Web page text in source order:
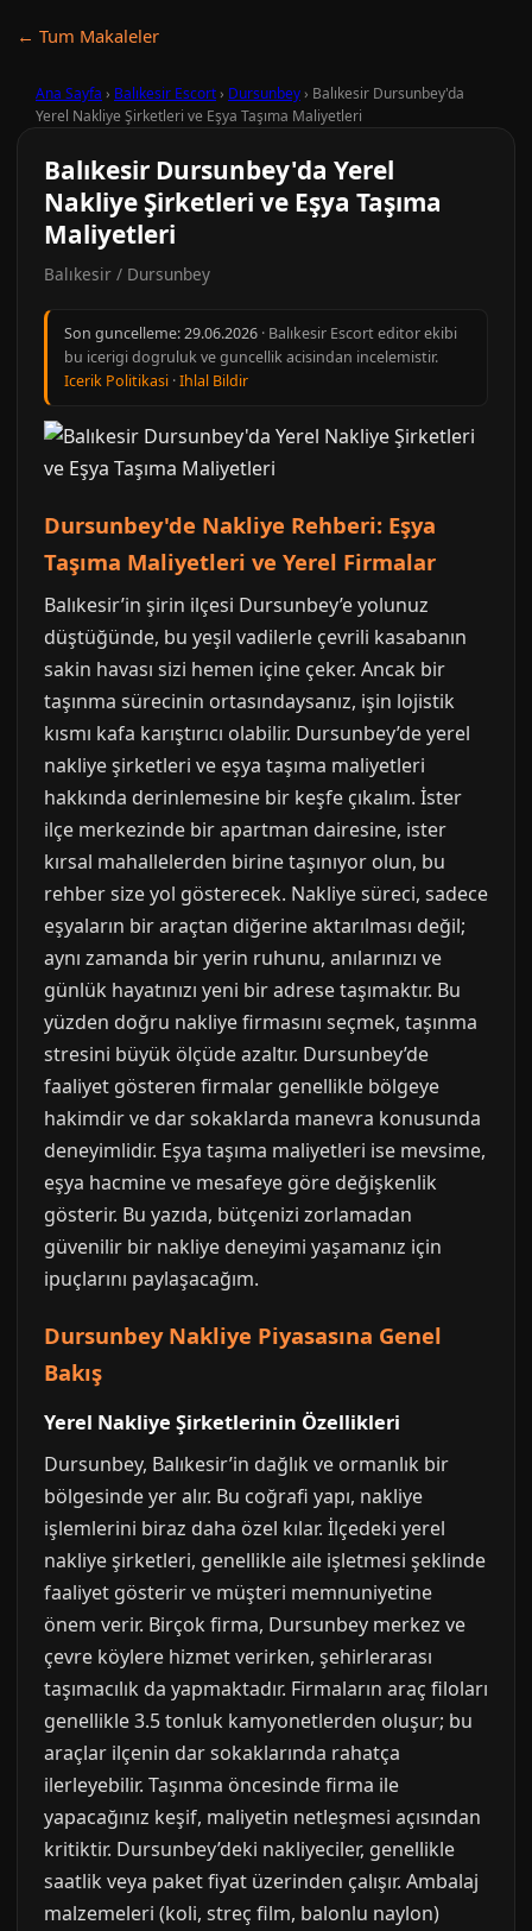
← Tum Makaleler
Ana Sayfa › Balıkesir Escort› Dursunbey› Balıkesir Dursunbey'da
Yerel Nakliye Şirketleri ve Eşya Taşıma Maliyetleri
Balıkesir Dursunbey'da Yerel
Nakliye Şirketleri ve Eşya Taşıma
Maliyetleri
Balıkesir / Dursunbey
Son guncelleme:29.06.2026 · Balıkesir Escort editor ekibi
bu icerigi dogruluk ve guncellik acisindan incelemistir.
Icerik Politikasi ·Ihlal Bildir
Dursunbey'de Nakliye Rehberi: Eşya
Taşıma Maliyetleri ve Yerel Firmalar
Balıkesir’in şirin ilçesi Dursunbey’e yolunuz
düştüğünde, bu yeşil vadilerle çevrili kasabanın
sakin havası sizi hemen içine çeker. Ancak bir
taşınma sürecinin ortasındaysanız, işin lojistik
kısmı kafa karıştırıcı olabilir. Dursunbey’de yerel
nakliye şirketleri ve eşya taşıma maliyetleri
hakkında derinlemesine bir keşfe çıkalım. İster
ilçe merkezinde bir apartman dairesine, ister
kırsal mahallelerden birine taşınıyor olun, bu
rehber size yol gösterecek. Nakliye süreci, sadece
eşyaların bir araçtan diğerine aktarılması değil;
aynı zamanda bir yerin ruhunu, anılarınızı ve
günlük hayatınızı yeni bir adrese taşımaktır. Bu
yüzden doğru nakliye firmasını seçmek, taşınma
stresini büyük ölçüde azaltır. Dursunbey’de
faaliyet gösteren firmalar genellikle bölgeye
hakimdir ve dar sokaklarda manevra konusunda
deneyimlidir. Eşya taşıma maliyetleri ise mevsime,
eşya hacmine ve mesafeye göre değişkenlik
gösterir. Bu yazıda, bütçenizi zorlamadan
güvenilir bir nakliye deneyimi yaşamanız için
ipuçlarını paylaşacağım.
Dursunbey Nakliye Piyasasına Genel
Bakış
Yerel Nakliye Şirketlerinin Özellikleri
Dursunbey, Balıkesir’in dağlık ve ormanlık bir
bölgesinde yer alır. Bu coğrafi yapı, nakliye
işlemlerini biraz daha özel kılar. İlçedeki yerel
nakliye şirketleri, genellikle aile işletmesi şeklinde
faaliyet gösterir ve müşteri memnuniyetine
önem verir. Birçok firma, Dursunbey merkez ve
çevre köylere hizmet verirken, şehirlerarası
taşımacılık da yapmaktadır. Firmaların araç filoları
genellikle 3.5 tonluk kamyonetlerden oluşur; bu
araçlar ilçenin dar sokaklarında rahatça
ilerleyebilir. Taşınma öncesinde firma ile
yapacağınız keşif, maliyetin netleşmesi açısından
kritiktir. Dursunbey’deki nakliyeciler, genellikle
saatlik veya paket fiyat üzerinden çalışır. Ambalaj
malzemeleri (koli, streç film, balonlu naylon)